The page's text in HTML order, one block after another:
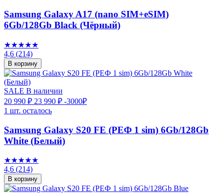
Samsung Galaxy A17 (nano SIM+eSIM)
6Gb/128Gb Black (Чёрный)
★★★★★
4,6 (214)
В корзину
SALE В наличии
20 990 ₽ 23 990 ₽ -3000₽
1 шт. осталось
Samsung Galaxy S20 FE (РЕФ 1 sim) 6Gb/128Gb
White (Белый)
★★★★★
4,6 (214)
В корзину